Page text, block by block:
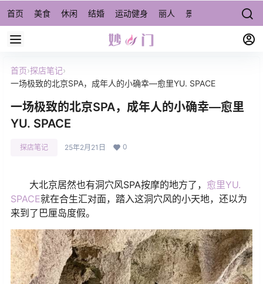
首页 美食 休闲 结婚 运动健身 丽人 景点/周边游 宠物
首页›探店笔记›
一场极致的北京SPA，成年人的小确幸—愈里YU. SPACE
一场极致的北京SPA，成年人的小确幸—愈里
YU. SPACE
探店笔记 25年2月21日 0
大北京居然也有洞穴风SPA按摩的地方了， 愈里YU.
SPACE就在合生汇对面，踏入这洞穴风的小天地，还以为
来到了巴厘岛度假。